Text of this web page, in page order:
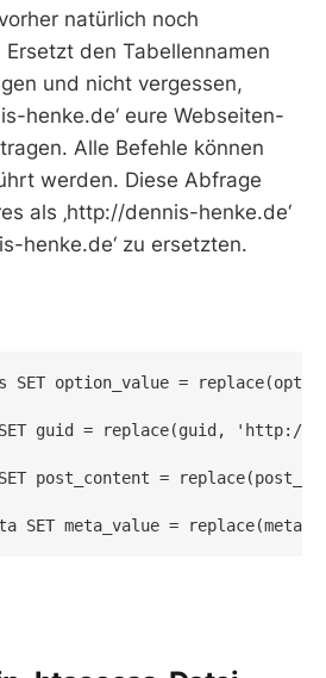
natürlich noch
den Tabellennamen
und nicht vergessen,
henke.de‘ eure Webseiten-
Alle Befehle können
werden. Diese Abfrage
als ‚http://dennis-henke.de‘
henke.de‘ zu ersetzten.
SET option_value =
SET guid = replace(guid,
SET post_content =